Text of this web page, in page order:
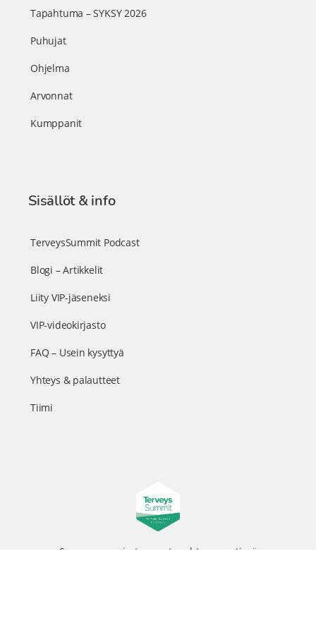
Tapahtuma – SYKSY 2026
Puhujat
Ohjelma
Arvonnat
Kumppanit
Sisällöt & info
TerveysSummit Podcast
Blogi – Artikkelit
Liity VIP-jäseneksi
VIP-videokirjasto
FAQ – Usein kysyttyä
Yhteys & palautteet
Tiimi
Suomen suurin terveystapahtuma netissä